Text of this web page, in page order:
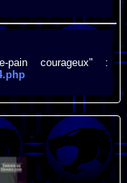
courageux" :